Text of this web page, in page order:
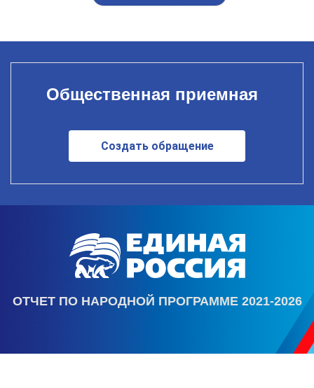
Общественная приемная
Создать обращение
ОТЧЕТ ПО НАРОДНОЙ ПРОГРАММЕ 2021-2026